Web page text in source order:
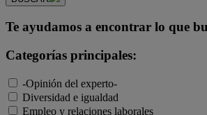
Te ayudamos a encontrar lo que
Categorías principales:
-Opinión del experto-
Diversidad e igualdad
Empleo y relaciones laborales